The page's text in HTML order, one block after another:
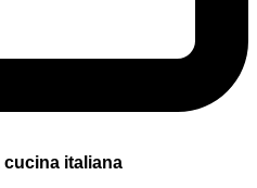
cucina italiana